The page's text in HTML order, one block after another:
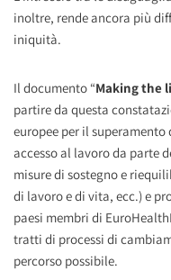
inoltre, rende ancora più
iniquità.
Il documento “Making the
partire da questa
europee per il
accesso al lavoro da parte
misure di sostegno e
di lavoro e di vita, ecc.) e
paesi membri di
tratti di processi di
percorso possibile.